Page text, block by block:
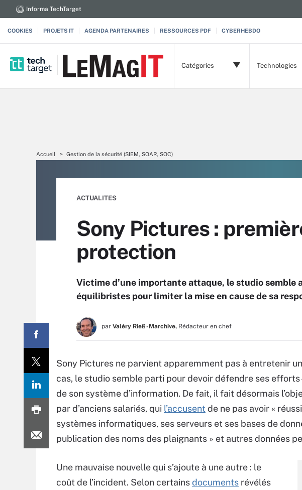
Informa TechTarget
COOKIES PROJETS IT AGENDA PARTENAIRES RESSOURCES PDF CYBERHEBDO
Catégories Technologies
Accueil Gestion de la sécurité (SIEM, SOAR, SOC)
ACTUALITES
Sony Pictures :
protection
Victime d’une importante attaque, le studio semble
équilibristes pour limiter la mise en cause de sa
par Valéry Rieß-Marchive, Rédacteur en chef
Sony Pictures ne parvient apparemment pas à entretenir
cas, le studio semble parti pour devoir défendre ses efforts
de son système d’information. De fait, il fait désormais
par d’anciens salariés, qui l’accusent de ne pas avoir «
systèmes informatiques, ses serveurs et ses bases de
publication des noms des plaignants » et autres données
Une mauvaise nouvelle qui s’ajoute à une autre : le
coût de l’incident. Selon certainsdocuments révélés